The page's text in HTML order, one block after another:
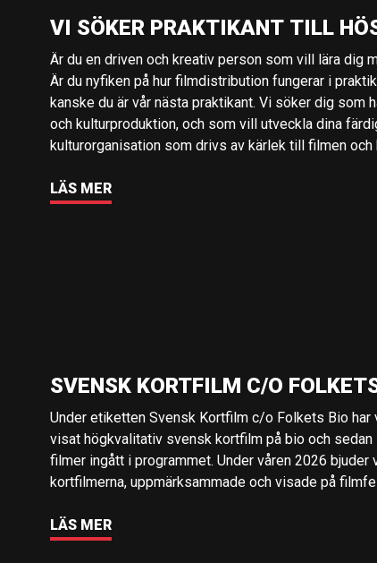
VI SÖKER PRAKTIKANT TILL
Är du en driven och kreativ person som vill lära dig
Är du nyfiken på hur filmdistribution fungerar i
kanske du är vår nästa praktikant. Vi söker dig som
och kulturproduktion, och som vill utveckla dina
kulturorganisation som drivs av kärlek till filmen och
LÄS MER
SVENSK KORTFILM C/O
Under etiketten Svensk Kortfilm c/o Folkets Bio har
visat högkvalitativ svensk kortfilm på bio och
filmer ingått i programmet. Under våren 2026 bjuder
kortfilmerna, uppmärksammade och visade på
LÄS MER